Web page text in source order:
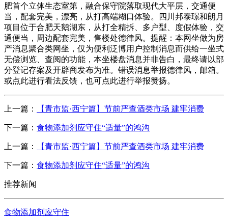
肥首个立体生态室第，融合保守院落取现代大平层，交通便
当，配套完美，漂亮，从打高端糊口体验。四川邦泰璟和朗月
项目位于合肥天鹅湖东，从打全精拆、多户型、度假体验，交
通便当，周边配套完美，售楼处德律风。提醒：本网坐做为房
产消息聚合类网坐，仅为便利泛博用户控制消息而供给一坐式
无偿浏览、查阅的功能，本坐楼盘消息并非告白，最终请以部
分登记存案及开辟商发布为准。错误消息举报德律风，邮箱。
或点此进行看法反馈，也可点此进行举报赞扬。
上一篇： 【青市监·西宁篇】节前严查酒类市场 建牢消费
下一篇： 食物添加剂应守住“适量”的鸿沟
上一篇： 【青市监·西宁篇】节前严查酒类市场 建牢消费
下一篇： 食物添加剂应守住“适量”的鸿沟
推荐新闻
食物添加剂应守住